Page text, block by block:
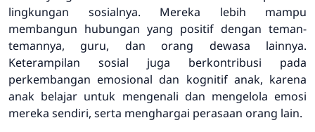
lingkungan sosialnya. Mereka lebih mampu
membangun hubungan yang positif dengan teman-
temannya, guru, dan orang dewasa lainnya.
Keterampilan sosial juga berkontribusi pada
perkembangan emosional dan kognitif anak, karena
anak belajar untuk mengenali dan mengelola emosi
mereka sendiri, serta menghargai perasaan orang lain.